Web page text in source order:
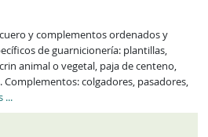
y complementos ordenados y
de guarnicionería: plantillas,
animal o vegetal, paja de centeno,
Complementos: colgadores, pasadores,
ECP1232_1
...